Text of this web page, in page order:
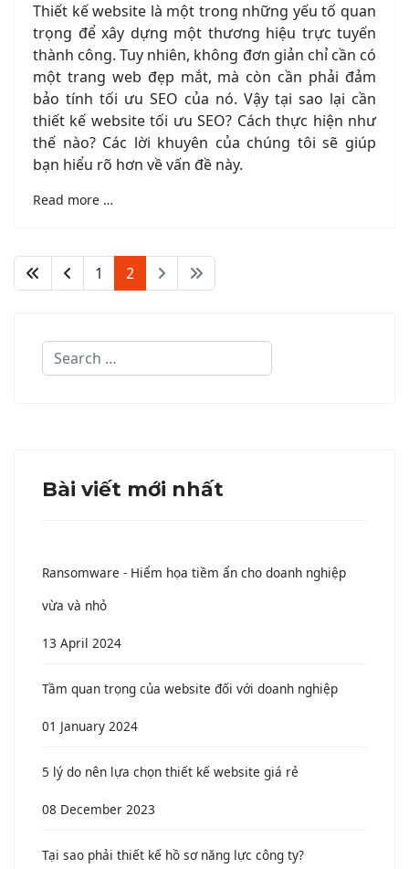
Thiết kế website là một trong những yếu tố quan
trọng để xây dựng một thương hiệu trực tuyến
thành công. Tuy nhiên, không đơn giản chỉ cần có
một trang web đẹp mắt, mà còn cần phải đảm
bảo tính tối ưu SEO của nó. Vậy tại sao lại cần
thiết kế website tối ưu SEO? Cách thực hiện như
thế nào? Các lời khuyên của chúng tôi sẽ giúp
bạn hiểu rõ hơn về vấn đề này.
Read more …
1 2
Search
Bài viết mới nhất
Ransomware - Hiểm họa tiềm ẩn cho doanh nghiệp
vừa và nhỏ
13 April 2024
Tầm quan trọng của website đối với doanh nghiệp
01 January 2024
5 lý do nên lựa chọn thiết kế website giá rẻ
08 December 2023
Tại sao phải thiết kế hồ sơ năng lực công ty?